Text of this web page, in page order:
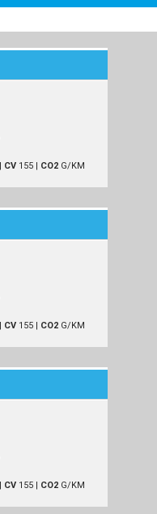
CV 155| CO2 G/KM
CV 155| CO2 G/KM
CV 155| CO2 G/KM